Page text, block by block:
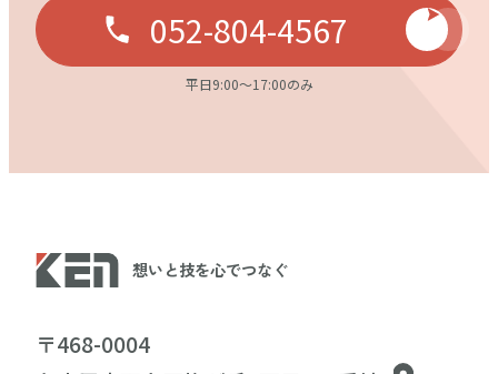
052-804-4567
平日9:00〜17:00のみ
想いと技を心でつなぐ
〒468-0004